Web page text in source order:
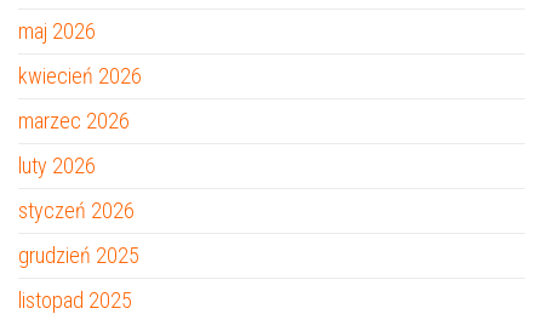
maj 2026
kwiecień 2026
marzec 2026
luty 2026
styczeń 2026
grudzień 2025
listopad 2025